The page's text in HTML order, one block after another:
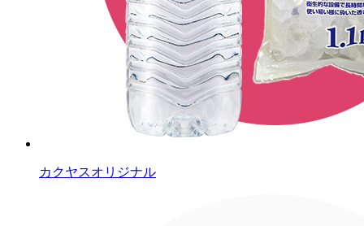
カクヤスオリジナル